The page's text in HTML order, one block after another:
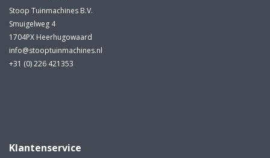
Stoop Tuinmachines B.V.
Smuigelweg 4
1704PX Heerhugowaard
info@stooptuinmachines.nl
+31 (0) 226 421353
Klantenservice